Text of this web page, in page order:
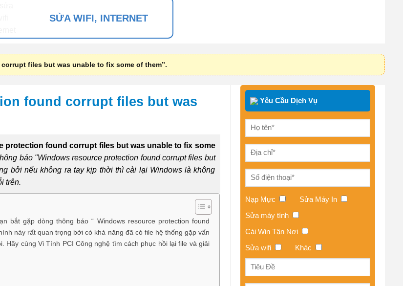
SỬA WIFI, INTERNET
files but was unable to fix some of them”.
found corrupt files but was
protection found corrupt files but was unable to fix some
báo "Windows resource protection found corrupt files but
bởi nếu không ra tay kịp thời thì cài lại Windows là không
trên.
bắt gặp dòng thông báo “ Windows resource protection found
này rất quan trọng bởi có khả năng đã có file hệ thống gặp vấn
Hãy cùng Vi Tính PCI Công nghệ tìm cách phục hồi lại file và giải
Yêu Cầu Dịch Vụ
Nạp Mực
Sửa Máy In
Sửa máy tính
Cài Win Tận Nơi
Sửa wifi
Khác